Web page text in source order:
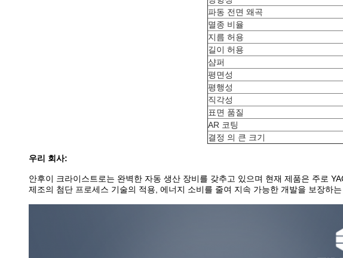
파동 전면 왜곡
멸종 비율
지름 허용
길이 허용
샴퍼
평면성
평행성
직각성
표면 품질
AR 코팅
결정 의 큰 크기
우리 회사:
안후이 크라이스트로는 완벽한 자동 생산 장비를 갖추고 있으며 현재 제품은 주로
제조의 첨단 프로세스 기술의 적용, 에너지 소비를 줄여 지속 가능한 개발을 보장하는